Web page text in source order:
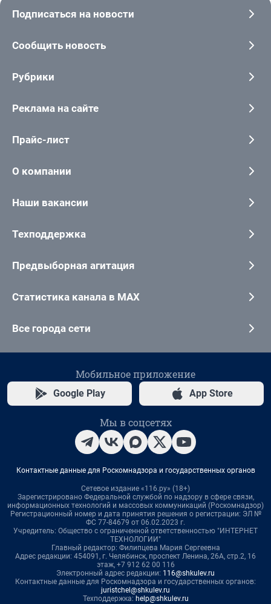
Подписаться на новости
Сообщить новость
Рубрики
Реклама на сайте
Прайс-лист
О компании
Наши вакансии
Техподдержка
Предвыборная агитация
Статистика канала в MAX
Все города сети
Мобильное приложение
Google Play App Store
Мы в соцсетях
Контактные данные для Роскомнадзора и государственных органов
Сетевое издание «116.ру» (18+)
Зарегистрировано Федеральной службой по надзору в сфере связи,
информационных технологий и массовых коммуникаций (Роскомнадзор)
Регистрационный номер и дата принятия решения о регистрации: ЭЛ №
ФС 77-84679 от 06.02.2023 г.
Учредитель: Общество с ограниченной ответственностью "ИНТЕРНЕТ
ТЕХНОЛОГИИ"
Главный редактор: Филипцева Мария Сергеевна
Адрес редакции: 454091, г. Челябинск, проспект Ленина, 26А, стр.2, 16
этаж, +7 912 62 00 116
Электронный адрес редакции: 116@shkulev.ru
Контактные данные для Роскомнадзора и государственных органов:
juristchel@shkulev.ru
Техподдержка: help@shkulev.ru